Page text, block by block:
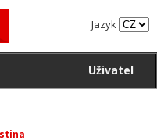
Jazyk
Uživatel